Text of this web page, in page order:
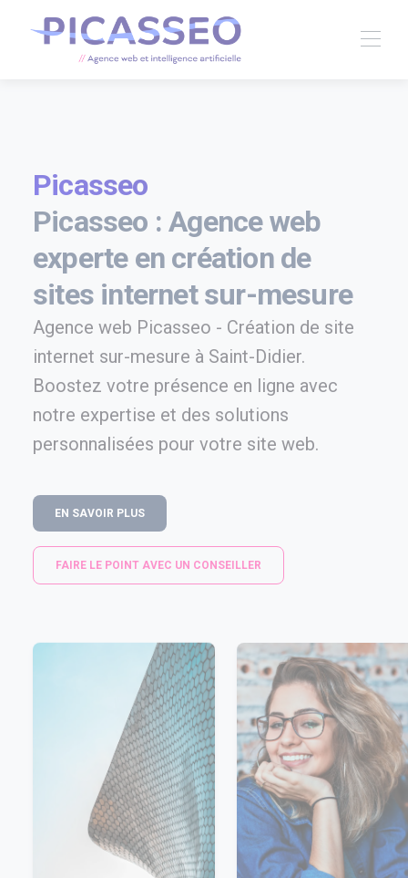
Picasseo
Picasseo : Agence web
experte en création de
sites internet sur-mesure
Agence web Picasseo - Création de site
internet sur-mesure à Saint-Didier.
Boostez votre présence en ligne avec
notre expertise et des solutions
personnalisées pour votre site web.
EN SAVOIR PLUS
FAIRE LE POINT AVEC UN CONSEILLER